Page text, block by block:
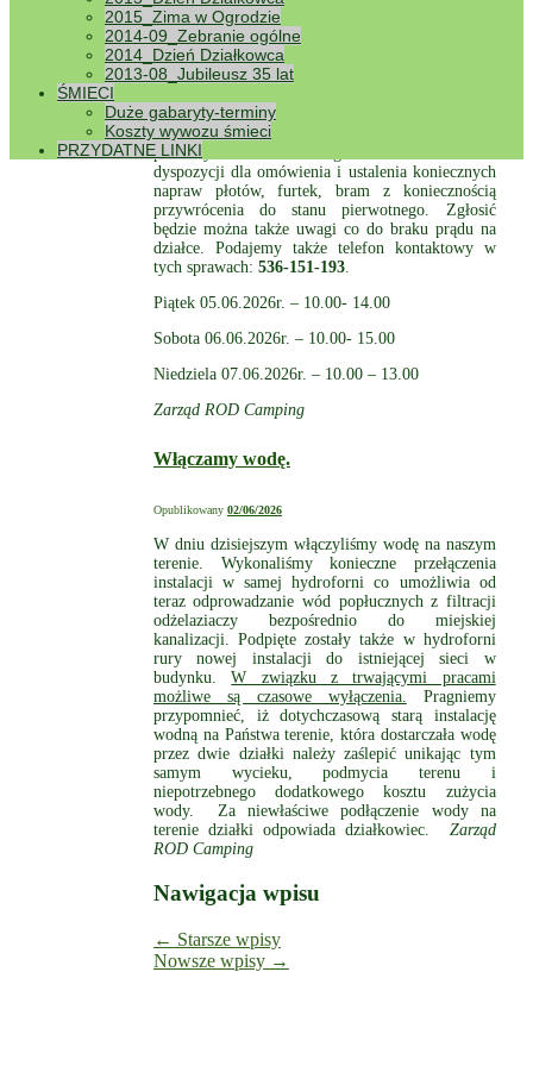
2015_Zima w Ogrodzie
2014-09_Zebranie ogólne
2014_Dzień Działkowca
2013-08_Jubileusz 35 lat
ŚMIECI
Duże gabaryty-terminy
Koszty wywozu śmieci
PRZYDATNE LINKI
Obecność Wykonawcy – WAŻNE.
Opublikowany02/06/2026
Pragniemy poinformować, iż Wykonawca naszej
inwestycji obecny będzie na terenie ROD w
poniższych terminach i godzinach do Państwa
dyspozycji dla omówienia i ustalenia koniecznych
napraw płotów, furtek, bram z koniecznością
przywrócenia do stanu pierwotnego. Zgłosić
będzie można także uwagi co do braku prądu na
działce. Podajemy także telefon kontaktowy w
tych sprawach: 536-151-193.
Piątek 05.06.2026r. – 10.00- 14.00
Sobota 06.06.2026r. – 10.00- 15.00
Niedziela 07.06.2026r. – 10.00 – 13.00
Zarząd ROD Camping
Włączamy wodę.
Opublikowany 02/06/2026
W dniu dzisiejszym włączyliśmy wodę na naszym
terenie. Wykonaliśmy konieczne przełączenia
instalacji w samej hydroforni co umożliwia od
teraz odprowadzanie wód popłucznych z filtracji
odżelaziaczy bezpośrednio do miejskiej
kanalizacji. Podpięte zostały także w hydroforni
rury nowej instalacji do istniejącej sieci w
budynku.W związku z trwającymi pracami
możliwe są czasowe wyłączenia.
Pragniemy
przypomnieć, iż dotychczasową starą instalację
wodną na Państwa terenie, która dostarczała wodę
przez dwie działki należy zaślepić unikając tym
samym wycieku, podmycia terenu i
niepotrzebnego dodatkowego kosztu zużycia
wody. Za niewłaściwe podłączenie wody na
terenie działki odpowiada działkowiec. Zarząd
ROD Camping
Nawigacja wpisu
← Starsze wpisy
Nowsze wpisy →